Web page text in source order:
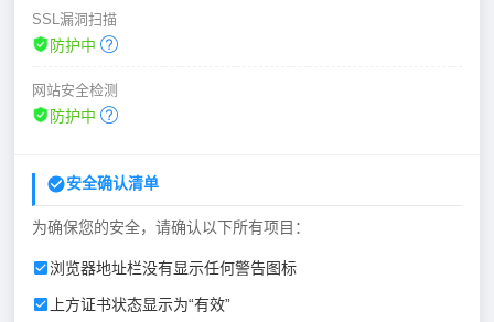
SSL漏洞扫描
防护中
网站安全检测
防护中
安全确认清单
为确保您的安全，请确认以下所有项目：
浏览器地址栏没有显示任何警告图标
上方证书状态显示为“有效”